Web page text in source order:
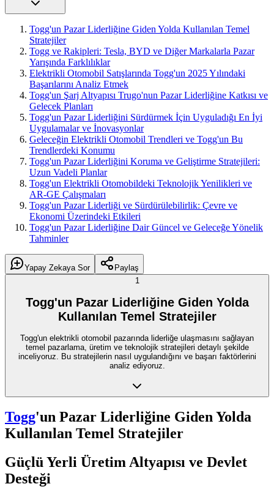
Togg'un Pazar Liderliğine Giden Yolda Kullanılan Temel
Stratejiler
Togg ve Rakipleri: Tesla, BYD ve Diğer Markalarla Pazar
Yarışında Farklılıklar
Elektrikli Otomobil Satışlarında Togg'un 2025 Yılındaki
Başarılarını Analiz Etmek
Togg'un Şarj Altyapısı Trugo'nun Pazar Liderliğine Katkısı ve
Gelecek Planları
Togg'un Pazar Liderliğini Sürdürmek İçin Uyguladığı En İyi
Uygulamalar ve İnovasyonlar
Geleceğin Elektrikli Otomobil Trendleri ve Togg'un Bu
Trendlerdeki Konumu
Togg'un Pazar Liderliğini Koruma ve Geliştirme Stratejileri:
Uzun Vadeli Planlar
Togg'un Elektrikli Otomobildeki Teknolojik Yenilikleri ve
AR-GE Çalışmaları
Togg'un Pazar Liderliği ve Sürdürülebilirlik: Çevre ve
Ekonomi Üzerindeki Etkileri
Togg'un Pazar Liderliğine Dair Güncel ve Geleceğe Yönelik
Tahminler
Yapay Zekaya Sor
Paylaş
1
Togg'un Pazar Liderliğine Giden Yolda
Kullanılan Temel Stratejiler
Togg'un elektrikli otomobil pazarında liderliğe ulaşmasını sağlayan
temel pazarlama, üretim ve teknolojik stratejileri detaylı şekilde
inceliyoruz. Bu stratejilerin nasıl uygulandığını ve başarı faktörlerini
analiz ediyoruz.
Togg'un Pazar Liderliğine Giden Yolda
Kullanılan Temel Stratejiler
Güçlü Yerli Üretim Altyapısı ve Devlet
Desteği